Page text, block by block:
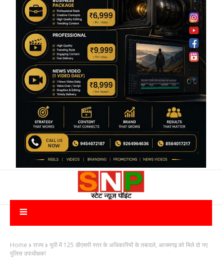
Home राज्य
यूपी में 125 डीएसपी स्तर के अधिकारियों के तबादले, आजमगढ़ को मिले दो नए
पुलिस उपाधीक्षक!